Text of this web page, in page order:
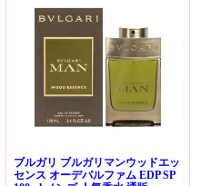
ブルガリ ブルガリマンウッドエッ
センス オーデパルファム EDP SP